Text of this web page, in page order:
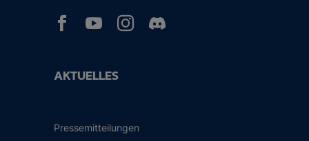
AKTUELLES
Pressemitteilungen
  